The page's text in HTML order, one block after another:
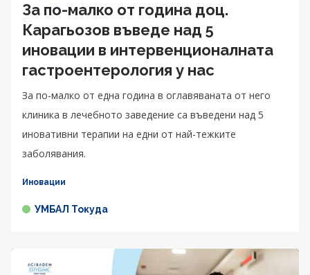
За по-малко от година доц.
Карагьозов въведе над 5
иновации в интервенционалната
гастроентерология у нас
За по-малко от една година в оглавяваната от него
клиника в лечебното заведение са въведени над 5
иновативни терапии на едни от най-тежките
заболявания.
Иновации
УМБАЛ Токуда